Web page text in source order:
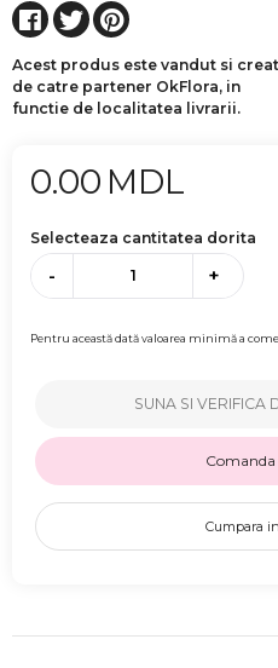
Acest produs este vandut si creat
de catre partener OkFlora, in
functie de localitatea livrarii.
0.00 MDL
Selecteaza cantitatea dorita
- +
Pentru această dată valoarea minimă a
SUNA SI VERIFICA
Cumpara